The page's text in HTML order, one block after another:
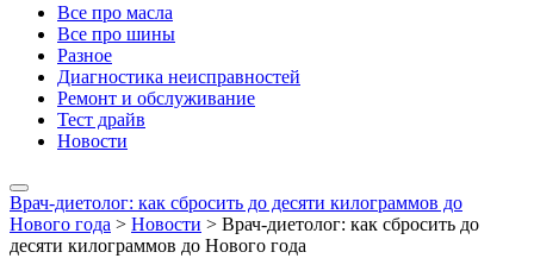
Все про масла
Все про шины
Разное
Диагностика неисправностей
Ремонт и обслуживание
Тест драйв
Новости
Врач-диетолог: как сбросить до десяти килограммов до
Нового года > Новости > Врач-диетолог: как сбросить до
десяти килограммов до Нового года